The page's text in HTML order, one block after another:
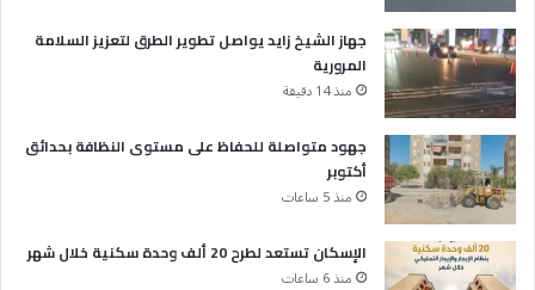
جهاز الشيخ زايد يواصل تطوير الطرق لتعزيز السلامة
المرورية
منذ 14 دقيقة
جهود متواصلة للحفاظ على مستوى النظافة بحدائق
أكتوبر
منذ 5 ساعات
الإسكان تستعد لطرح 20 ألف وحدة سكنية خلال شهر
منذ 6 ساعات